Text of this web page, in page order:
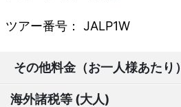
ツアー番号： JALP1W
その他料金（お一人様あたり）
海外諸税等 (大人)